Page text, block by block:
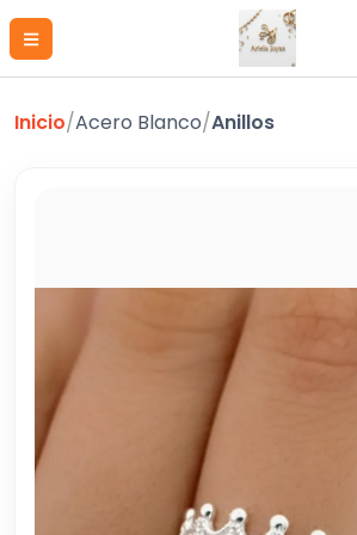
Inicio/Acero Blanco/Anillos